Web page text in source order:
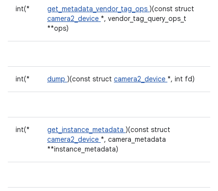
int(* get_metadata_vendor_tag_ops )(const struct
camera2_device *, vendor_tag_query_ops_t
**ops)
int(* dump )(const struct camera2_device *, int fd)
int(* get_instance_metadata )(const struct
camera2_device *, camera_metadata
**instance_metadata)